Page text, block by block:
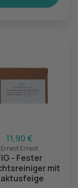
11,90 €
Ernest Ernest
- Fester
mit